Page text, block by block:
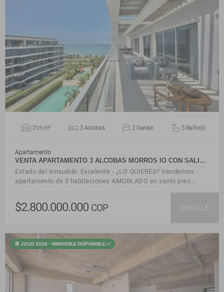
216 m² 3 Alcobas 2 Garaje 5 Baño(s)
Apartamento
VENTA APARTAMENTO 3 ALCOBAS MORROS IO CON SALI…
Estado del inmueble: Excelente - ¿LO QUIERES? Vendemos
apartamento de 3 habitaciones AMOBLADO en sexto piso…
$2.800.000.000 COP DETALLE
📆 JULIO 2026 - INMUEBLE DISPONIBLE ✅